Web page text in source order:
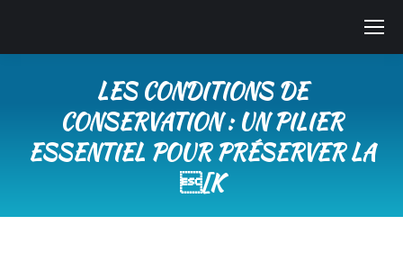
LES CONDITIONS DE
CONSERVATION : UN PILIER
ESSENTIEL POUR PRÉSERVER LA
[K